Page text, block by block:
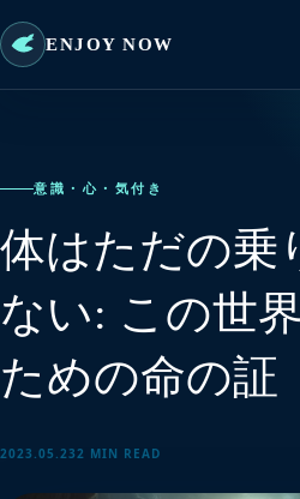
ENJOY NOW
意識・心・気付き
体はただの乗
ない: この世
ための命の証
2023.05.232 MIN READ